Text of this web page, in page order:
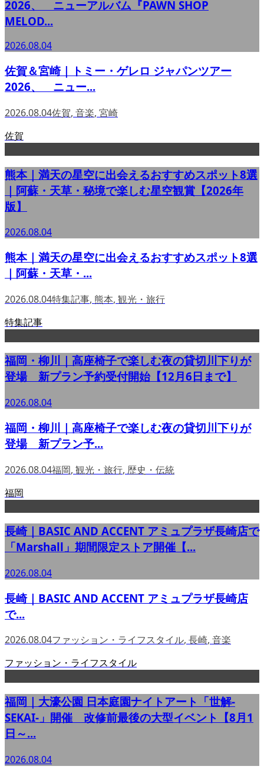
2026、 ニューアルバム『PAWN SHOP
MELOD...
2026.08.04
佐賀＆宮崎｜トミー・ゲレロ ジャパンツアー
2026、 ニュー...
2026.08.04佐賀, 音楽, 宮崎
佐賀
熊本｜満天の星空に出会えるおすすめスポット8選
｜阿蘇・天草・秘境で楽しむ星空観賞【2026年
版】
2026.08.04
熊本｜満天の星空に出会えるおすすめスポット8選
｜阿蘇・天草・...
2026.08.04特集記事, 熊本, 観光・旅行
特集記事
福岡・柳川｜高座椅子で楽しむ夜の貸切川下りが
登場 新プラン予約受付開始【12月6日まで】
2026.08.04
福岡・柳川｜高座椅子で楽しむ夜の貸切川下りが
登場 新プラン予...
2026.08.04福岡, 観光・旅行, 歴史・伝統
福岡
長崎｜BASIC AND ACCENT アミュプラザ長崎店で
「Marshall」期間限定ストア開催【...
2026.08.04
長崎｜BASIC AND ACCENT アミュプラザ長崎店
で...
2026.08.04ファッション・ライフスタイル, 長崎, 音楽
ファッション・ライフスタイル
福岡｜大濠公園 日本庭園ナイトアート「世解-
SEKAI-」開催 改修前最後の大型イベント【8月1
日～...
2026.08.04